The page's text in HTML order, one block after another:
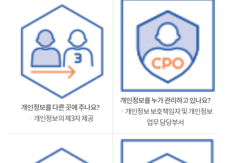
개인정보를 다른 곳에 주나요?
ㆍ개인정보의 제3자 제공
개인정보를 누가 관리하고 있나요?
ㆍ개인정보 보호책임자 및 개인정보
업무 담당부서